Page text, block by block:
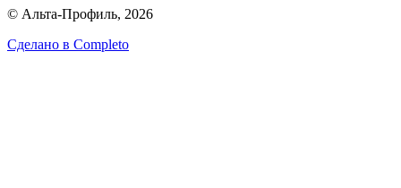
© Альта-Профиль, 2026
Сделано в Completo